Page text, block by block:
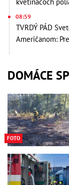
08:59
TVRDÝ PÁD
Američanom:
DOMÁCE
FOTO